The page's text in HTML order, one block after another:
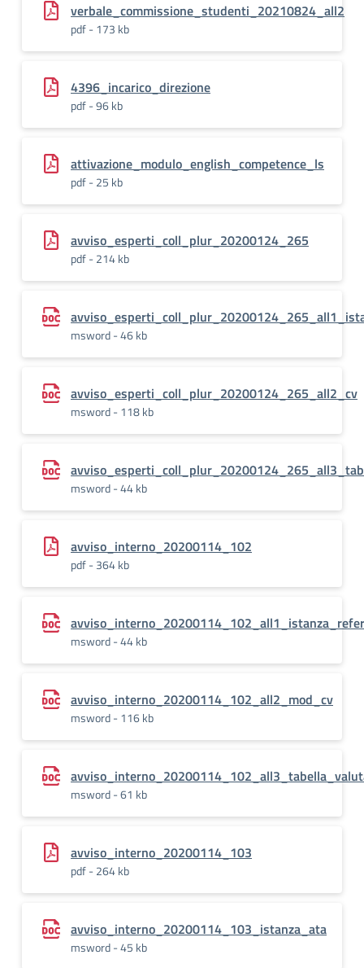
verbale_commissione_studenti_20210824_all2
pdf - 173 kb
4396_incarico_direzione
pdf - 96 kb
attivazione_modulo_english_competence_ls
pdf - 25 kb
avviso_esperti_coll_plur_20200124_265
pdf - 214 kb
msword - 46 kb
avviso_esperti_coll_plur_20200124_265_all2_cv
msword - 118 kb
msword - 44 kb
avviso_interno_20200114_102
pdf - 364 kb
msword - 44 kb
avviso_interno_20200114_102_all2_mod_cv
msword - 116 kb
msword - 61 kb
avviso_interno_20200114_103
pdf - 264 kb
avviso_interno_20200114_103_istanza_ata
msword - 45 kb